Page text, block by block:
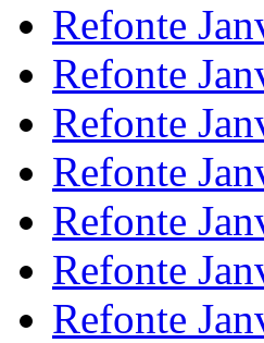
Refonte
Refonte
Refonte
Refonte
Refonte
Refonte
Refonte